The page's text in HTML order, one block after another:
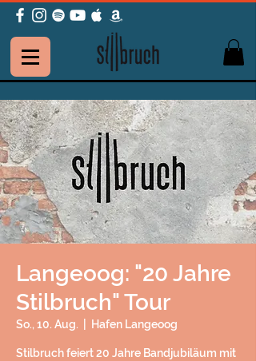
Langeoog: "20 Jahre
Stilbruch" Tour
So., 10. Aug. Hafen Langeoog
Stilbruch feiert 20 Jahre Bandjubiläum mit